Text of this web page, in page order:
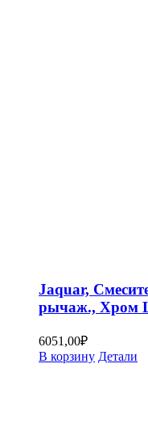
Jaquar,
рычаж., Хром
6051,00₽
В корзину Детали